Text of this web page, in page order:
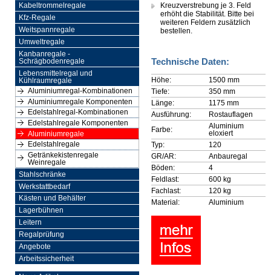
Kabeltrommelregale
Kfz-Regale
Weitspannregale
Umweltregale
Kanbanregale -
Schrägbodenregale
Lebensmittelregal und
Kühlraumregale
Aluminiumregal-Kombinationen
Aluminiumregale Komponenten
Edelstahlregal-Kombinationen
Edelstahlregale Komponenten
Aluminiumregale
Edelstahlregale
Getränkekistenregale
Weinregale
Stahlschränke
Werkstattbedarf
Kästen und Behälter
Lagerbühnen
Leitern
Regalprüfung
Angebote
Arbeitssicherheit
Kreuzverstrebung je 3. Feld
erhöht die Stabilität. Bitte bei
weiteren Feldern zusätzlich
bestellen.
Technische Daten:
Höhe:
1500 mm
Tiefe:
350 mm
Länge:
1175 mm
Ausführung:
Rostauflagen
Farbe:
Aluminium
eloxiert
Typ:
120
GR/AR:
Anbauregal
Böden:
4
Feldlast:
600 kg
Fachlast:
120 kg
Material:
Aluminium